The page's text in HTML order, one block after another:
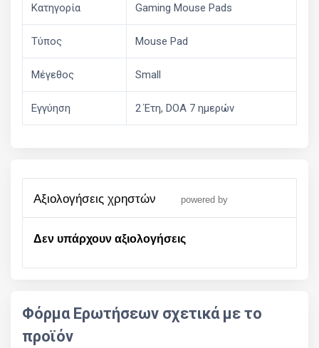
Κατηγορία Gaming Mouse Pads
Τύπος Mouse Pad
Μέγεθος Small
Εγγύηση 2 Έτη, DOA 7 ημερών
αξιολογήσεις χρηστών powered by
Δεν υπάρχουν αξιολογήσεις
Φόρμα Ερωτήσεων σχετικά με το
προϊόν